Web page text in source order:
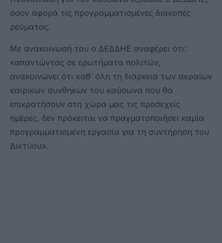
όσον αφορά τις προγραμματισμένες διακοπές
ρεύματος.
Με ανακοίνωσή του ο ΔΕΔΔΗΕ αναφέρει ότι:
«απαντώντας σε ερωτήματα πολιτών,
ανακοινώνει ότι καθ΄ όλη τη διάρκεια των ακραίων
καιρικών συνθηκών του καύσωνα που θα
επικρατήσουν στη χώρα μας τις προσεχείς
ημέρες, δεν πρόκειται να πραγματοποιήσει καμία
προγραμματισμένη εργασία για τη συντήρηση του
Δικτύου».